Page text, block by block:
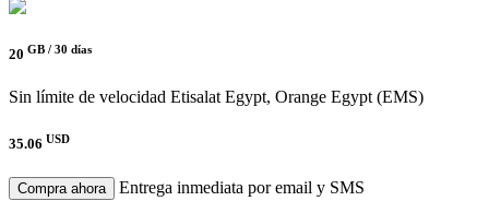
20 GB / 30 días
Sin límite de velocidad Etisalat Egypt, Orange Egypt (EMS)
35.06 USD
Compra ahora
Entrega inmediata por email y SMS